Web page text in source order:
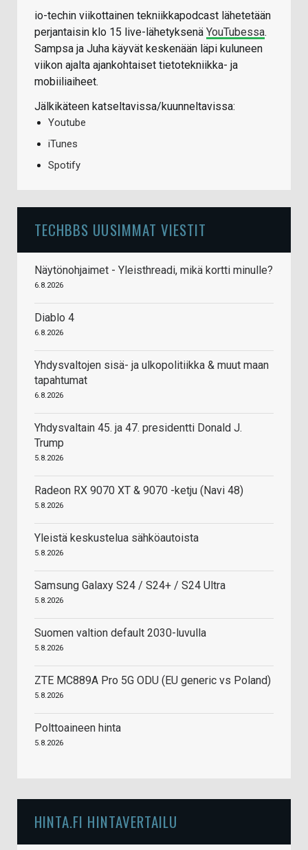
io-techin viikottainen tekniikkapodcast lähetetään
perjantaisin klo 15 live-lähetyksenä YouTubessa.
Sampsa ja Juha käyvät keskenään läpi kuluneen
viikon ajalta ajankohtaiset tietotekniikka- ja
mobiiliaiheet.
Jälkikäteen katseltavissa/kuunneltavissa:
Youtube
iTunes
Spotify
TECHBBS UUSIMMAT VIESTIT
Näytönohjaimet - Yleisthreadi, mikä kortti minulle?
6.8.2026
Diablo 4
6.8.2026
Yhdysvaltojen sisä- ja ulkopolitiikka & muut maan
tapahtumat
6.8.2026
Yhdysvaltain 45. ja 47. presidentti Donald J.
Trump
5.8.2026
Radeon RX 9070 XT & 9070 -ketju (Navi 48)
5.8.2026
Yleistä keskustelua sähköautoista
5.8.2026
Samsung Galaxy S24 / S24+ / S24 Ultra
5.8.2026
Suomen valtion default 2030-luvulla
5.8.2026
ZTE MC889A Pro 5G ODU (EU generic vs Poland)
5.8.2026
Polttoaineen hinta
5.8.2026
HINTA.FI HINTAVERTAILU